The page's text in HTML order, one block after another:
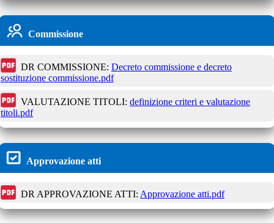
Commissione
DR COMMISSIONE: Decreto commissione e decreto
sostituzione commissione.pdf
VALUTAZIONE TITOLI: definizione criteri e valutazione
titoli.pdf
Approvazione atti
DR APPROVAZIONE ATTI: Approvazione atti.pdf